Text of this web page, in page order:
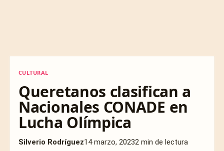
CULTURAL
Queretanos clasifican a
Nacionales CONADE en
Lucha Olímpica
Silverio Rodríguez14 marzo, 20232 min de lectura